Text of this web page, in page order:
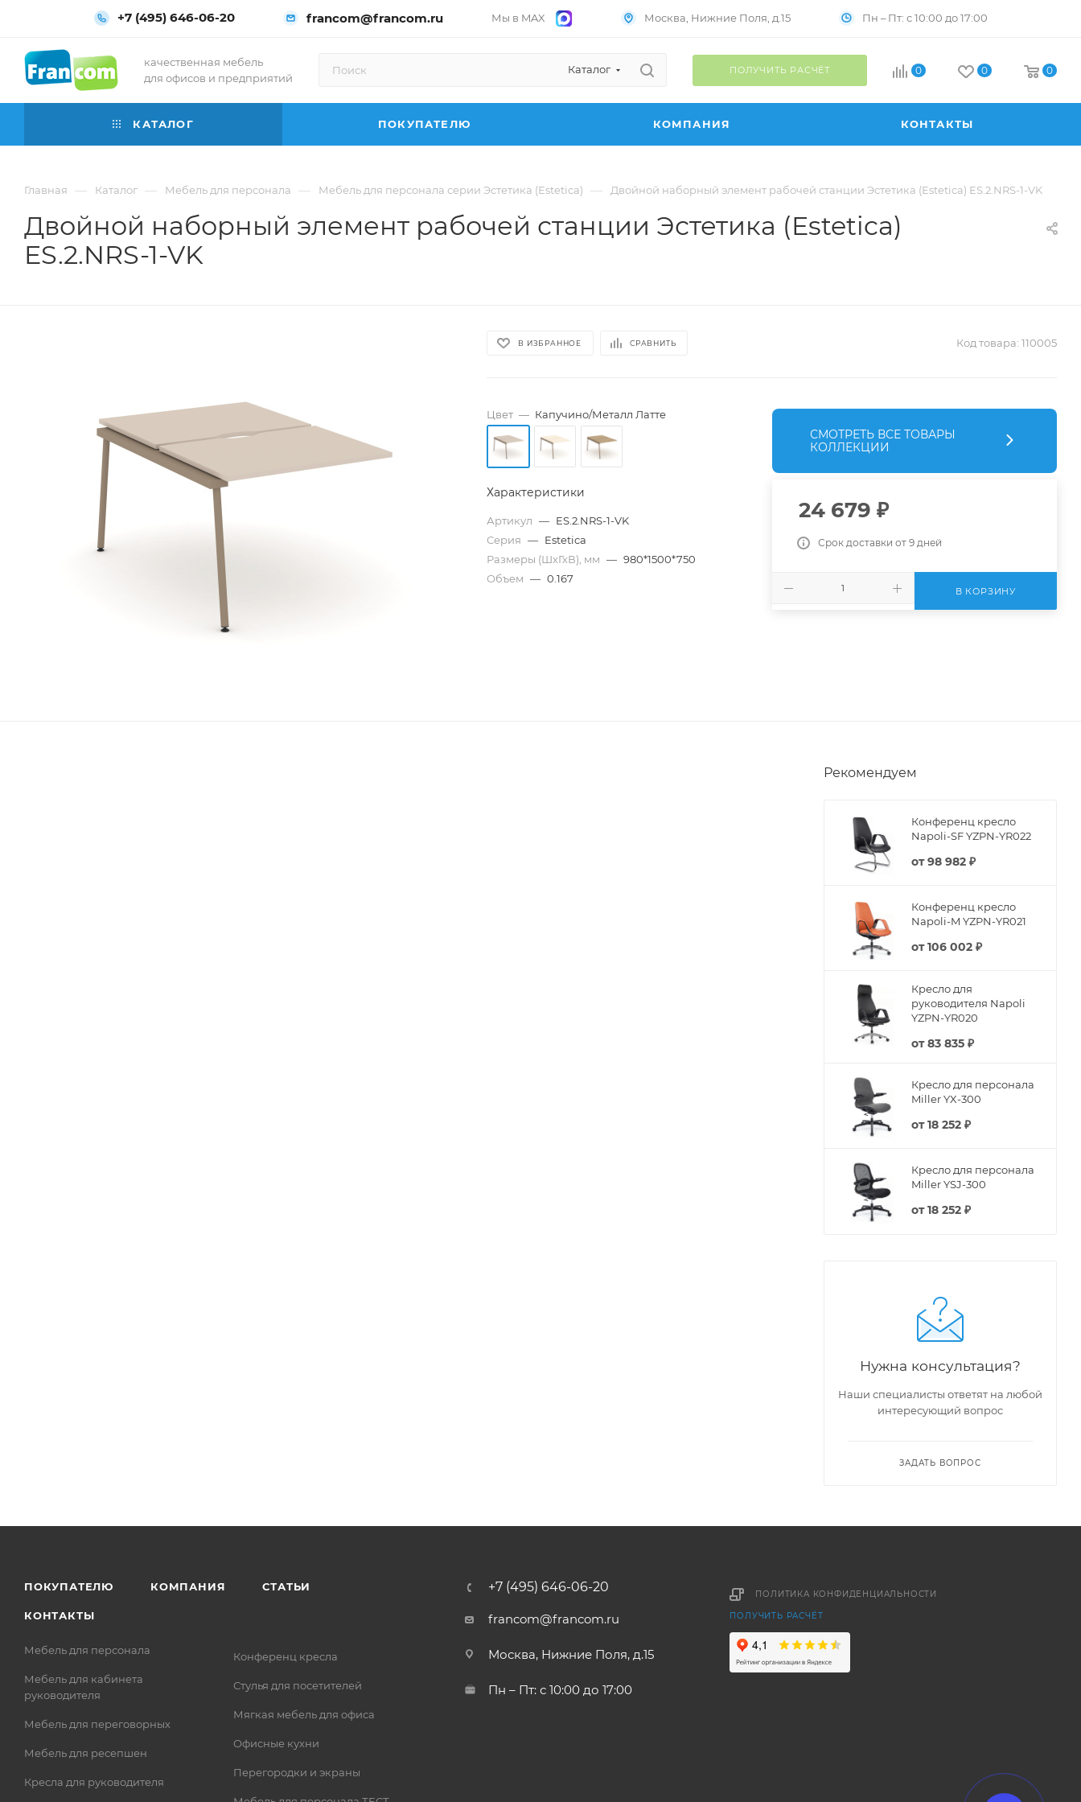
+7 (495) 646-06-20 francom@francom.ru Мы в MAX Москва, Нижние Поля, д.15 Пн – Пт: с 10:00 до 17:00
качественная мебель
для офисов и предприятий
Каталог ПОЛУЧИТЬ РАСЧЁТ 0 0 0
КАТАЛОГ ПОКУПАТЕЛЮ КОМПАНИЯ КОНТАКТЫ
Главная — Каталог — Мебель для персонала — Мебель для персонала серии Эстетика (Estetica) — Двойной наборный элемент рабочей станции Эстетика (Estetica) ES.2.NRS-1-VK
Двойной наборный элемент рабочей станции Эстетика (Estetica)
ES.2.NRS-1-VK
В ИЗБРАННОЕ СРАВНИТЬ Код товара: 110005
Цвет — Капучино/Металл Латте
Характеристики
Артикул — ES.2.NRS-1-VK
Серия — Estetica
Размеры (ШхГхВ), мм — 980*1500*750
Объем — 0.167
СМОТРЕТЬ ВСЕ ТОВАРЫ
КОЛЛЕКЦИИ
24 679 ₽
Срок доставки от 9 дней
В КОРЗИНУ
Рекомендуем
Конференц кресло
Napoli-SF YZPN-YR022
от98 982 ₽
Конференц кресло
Napoli-M YZPN-YR021
от106 002 ₽
Кресло для
руководителя Napoli
YZPN-YR020
от83 835 ₽
Кресло для персонала
Miller YX-300
от18 252 ₽
Кресло для персонала
Miller YSJ-300
от18 252 ₽
Нужна консультация?
Наши специалисты ответят на любой
интересующий вопрос
ЗАДАТЬ ВОПРОС
ПОКУПАТЕЛЮ КОМПАНИЯ СТАТЬИ
КОНТАКТЫ
Мебель для персонала
Мебель для кабинета
руководителя
Мебель для переговорных
Мебель для ресепшен
Кресла для руководителя
Конференц кресла
Стулья для посетителей
Мягкая мебель для офиса
Офисные кухни
Перегородки и экраны
+7 (495) 646-06-20
francom@francom.ru
Москва, Нижние Поля, д.15
Пн – Пт: с 10:00 до 17:00
ПОЛИТИКА КОНФИДЕНЦИАЛЬНОСТИ
ПОЛУЧИТЬ РАСЧЁТ